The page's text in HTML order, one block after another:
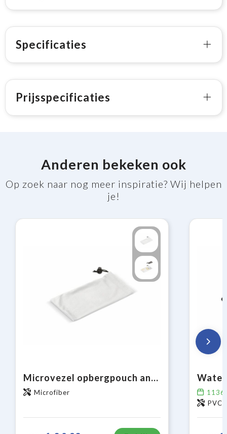
Specificaties
Prijsspecificaties
Anderen bekeken ook
Op zoek naar nog meer inspiratie? Wij helpen
je!
Microvezel opbergpouch antibacterieel 9 x 18 cm
Microfiber
PVC